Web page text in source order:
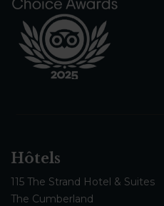
Hôtels
115 The Strand Hotel & Suites
The Cumberland